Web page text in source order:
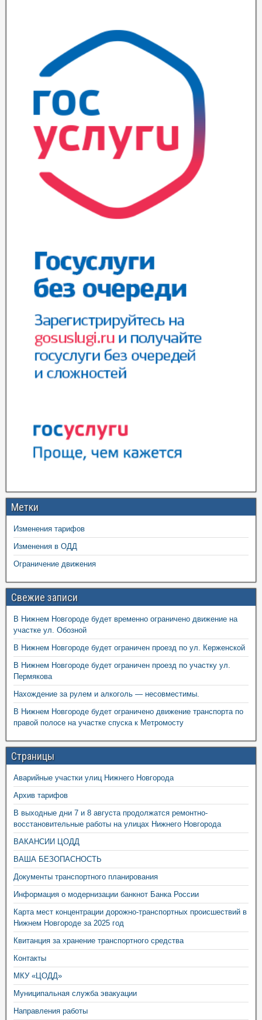
Метки
Изменения тарифов
Изменения в ОДД
Ограничение движения
Свежие записи
В Нижнем Новгороде будет временно ограничено движение на
участке ул. Обозной
В Нижнем Новгороде будет ограничен проезд по ул. Керженской
В Нижнем Новгороде будет ограничен проезд по участку ул.
Пермякова
Нахождение за рулем и алкоголь — несовместимы.
В Нижнем Новгороде будет ограничено движение транспорта по
правой полосе на участке спуска к Метромосту
Страницы
Аварийные участки улиц Нижнего Новгорода
Архив тарифов
В выходные дни 7 и 8 августа продолжатся ремонтно-
восстановительные работы на улицах Нижнего Новгорода
ВАКАНСИИ ЦОДД
ВАША БЕЗОПАСНОСТЬ
Документы транспортного планирования
Информация о модернизации банкнот Банка России
Карта мест концентрации дорожно-транспортных происшествий в
Нижнем Новгороде за 2025 год
Квитанция за хранение транспортного средства
Контакты
МКУ «ЦОДД»
Муниципальная служба эвакуации
Направления работы